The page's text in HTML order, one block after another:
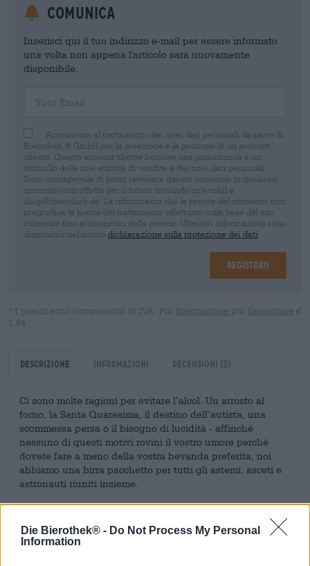
Die Bierothek® - Do Not Process My Personal
Information
Comunica
Inserisci qui il tuo indirizzo e-mail per essere informato
una volta non appena l'articolo sarà nuovamente
disponibile.
Acconsento al trattamento dei miei dati personali da parte di
Bierothek ® GmbH per la creazione e la gestione di un account
cliente. Questo account cliente fornisce una panoramica e un
controllo delle mie attività di vendita e dei miei dati personali.
Sono consapevole di poter revocare questo consenso in qualsiasi
momento con effetto per il futuro inviando un'e-mail a
shop@bierothek.de. La informiamo che la revoca del consenso non
pregiudica la liceità del trattamento effettuato sulla base del suo
consenso fino al momento della revoca. Ulteriori informazioni sono
disponibili nel nostro dichiarazione sulla protezione dei dati
Registrati
* I prezzi sono comprensivi di IVA. Più Navigazione più Depositare €
1,64
Descrizione Informazioni Recensioni (2)
Ci sono molte ragioni per evitare l’alcol. Un arrosto al
forno, la Santa Quaresima, il destino dell’autista, una
scommessa persa o il bisogno di lucidità - affinché
nessuno di questi motivi rovini il vostro umore perché
dovete fare a meno della vostra bevanda preferita, noi
abbiamo una birra pacchetto per tutti gli astemi, asceti e
astronauti riuniti insieme.
Quattro birre diverse e una limonata luppolata
buono che non sembrerà nemmeno tale. Non ci